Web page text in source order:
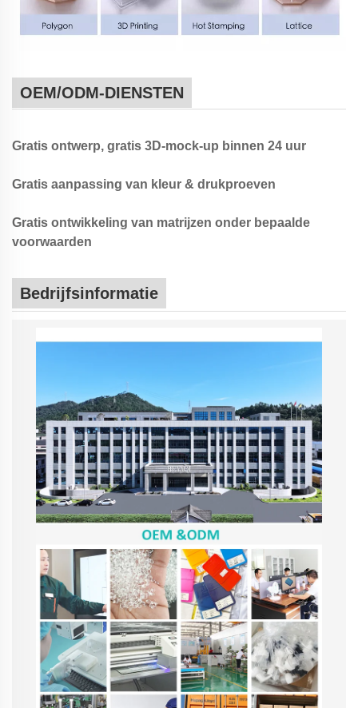
OEM/ODM-DIENSTEN
Gratis ontwerp, gratis 3D-mock-up binnen 24 uur
Gratis aanpassing van kleur & drukproeven
Gratis ontwikkeling van matrijzen onder bepaalde
voorwaarden
Bedrijfsinformatie